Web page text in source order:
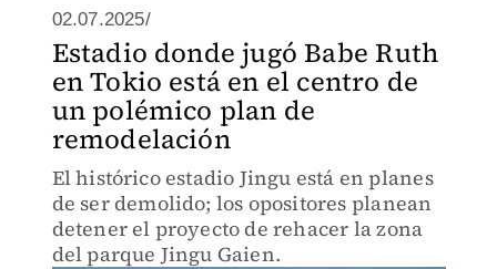
02.07.2025/
Estadio donde jugó Babe Ruth
en Tokio está en el centro de
un polémico plan de
remodelación
El histórico estadio Jingu está en planes
de ser demolido; los opositores planean
detener el proyecto de rehacer la zona
del parque Jingu Gaien.